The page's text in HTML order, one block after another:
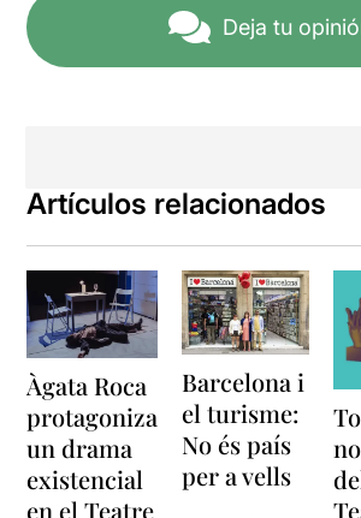
Deja tu
Artículos relacionados
Àgata Roca
protagoniza
un drama
existencial
en el Teatre
Barcelona i
el turisme:
No és país
per a vells